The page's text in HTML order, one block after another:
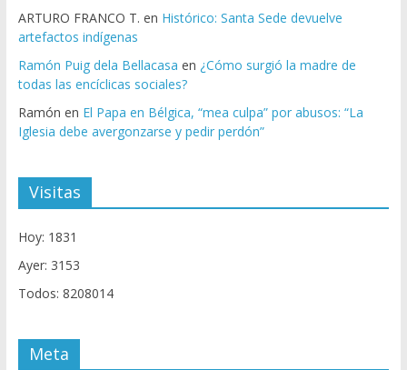
ARTURO FRANCO T. en Histórico: Santa Sede devuelve
artefactos indígenas
Ramón Puig dela Bellacasa en ¿Cómo surgió la madre de
todas las encíclicas sociales?
Ramón en El Papa en Bélgica, “mea culpa” por abusos: “La
Iglesia debe avergonzarse y pedir perdón”
Visitas
Hoy: 1831
Ayer: 3153
Todos: 8208014
Meta